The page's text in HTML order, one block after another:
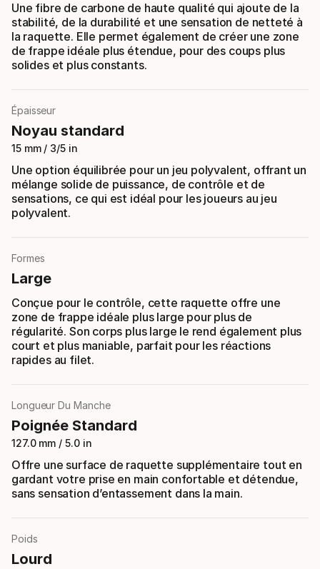
Une fibre de carbone de haute qualité qui ajoute de la
stabilité, de la durabilité et une sensation de netteté à
la raquette. Elle permet également de créer une zone
de frappe idéale plus étendue, pour des coups plus
solides et plus constants.
Épaisseur
Noyau standard
15 mm / 3/5 in
Une option équilibrée pour un jeu polyvalent, offrant un
mélange solide de puissance, de contrôle et de
sensations, ce qui est idéal pour les joueurs au jeu
polyvalent.
Formes
Large
Conçue pour le contrôle, cette raquette offre une
zone de frappe idéale plus large pour plus de
régularité. Son corps plus large le rend également plus
court et plus maniable, parfait pour les réactions
rapides au filet.
Longueur Du Manche
Poignée Standard
127.0 mm / 5.0 in
Offre une surface de raquette supplémentaire tout en
gardant votre prise en main confortable et détendue,
sans sensation d’entassement dans la main.
Poids
Lourd